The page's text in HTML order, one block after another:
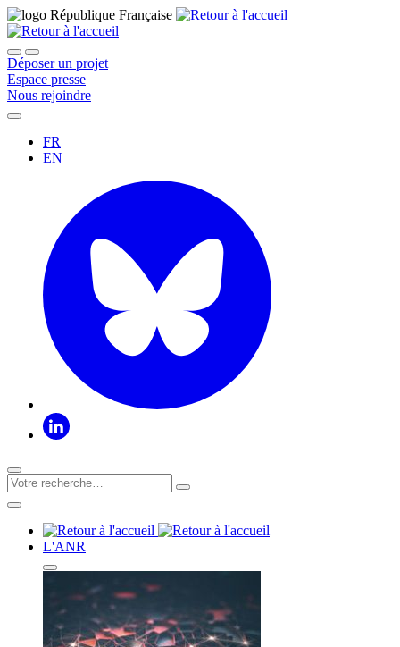
Déposer un projet
Espace presse
Nous rejoindre
FR
EN
L'ANR